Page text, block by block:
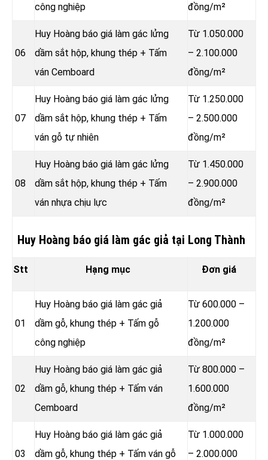
công nghiệp
đồng/m²
06
Huy Hoàng báo giá làm gác lửng
dầm sắt hộp, khung thép + Tấm
ván Cemboard
Từ 1.050.000
– 2.100.000
đồng/m²
07
Huy Hoàng báo giá làm gác lửng
dầm sắt hộp, khung thép + Tấm
ván gỗ tự nhiên
Từ 1.250.000
– 2.500.000
đồng/m²
08
Huy Hoàng báo giá làm gác lửng
dầm sắt hộp, khung thép + Tấm
ván nhựa chịu lực
Từ 1.450.000
– 2.900.000
đồng/m²
Huy Hoàng báo giá làm gác giả tại Long Thành
Stt Hạng mục Đơn giá
01
Huy Hoàng báo giá làm gác giả
dầm gỗ, khung thép + Tấm gỗ
công nghiệp
Từ 600.000 –
1.200.000
đồng/m²
02
Huy Hoàng báo giá làm gác giả
dầm gỗ, khung thép + Tấm ván
Cemboard
Từ 800.000 –
1.600.000
đồng/m²
03
Huy Hoàng báo giá làm gác giả
dầm gỗ, khung thép + Tấm ván gỗ
Từ 1.000.000
– 2.000.000